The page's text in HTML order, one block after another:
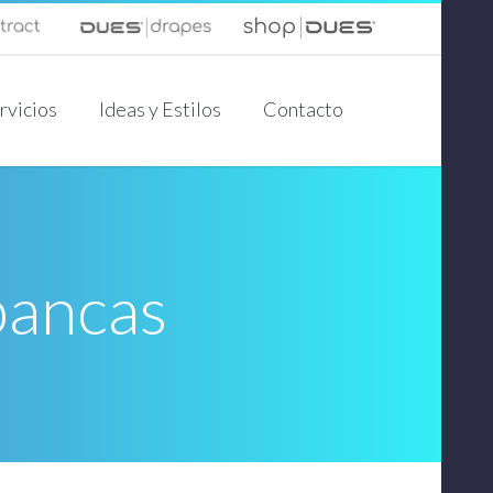
Ideas y Estilos Contacto